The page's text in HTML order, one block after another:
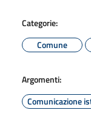
Categorie:
Comune
Argomenti:
Comunicazione